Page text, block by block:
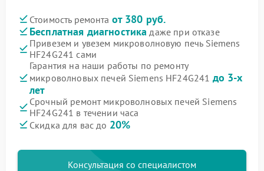
Стоимость ремонта от 380 руб.
Бесплатная диагностика даже при отказе
Привезем и увезем микроволновую печь Siemens
HF24G241 сами
Гарантия на наши работы по ремонту
микроволновых печей Siemens HF24G241 до 3-х
лет
Срочный ремонт микроволновых печей Siemens
HF24G241 в течении часа
Скидка для вас до 20%
Консультация со специалистом